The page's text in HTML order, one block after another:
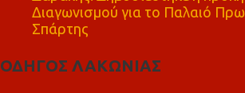
Διαγωνισμού για το Παλαιό
Σπάρτης
ΟΔΗΓΟΣ ΛΑΚΩΝΙΑΣ